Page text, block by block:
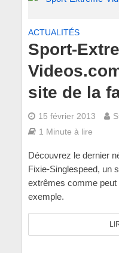
ACTUALITÉS
Sport-
site de la
15 février 2013
1 Minute à lire
Découvrez le dernier
Fixie-Singlespeed, un
extrêmes comme peut
exemple.